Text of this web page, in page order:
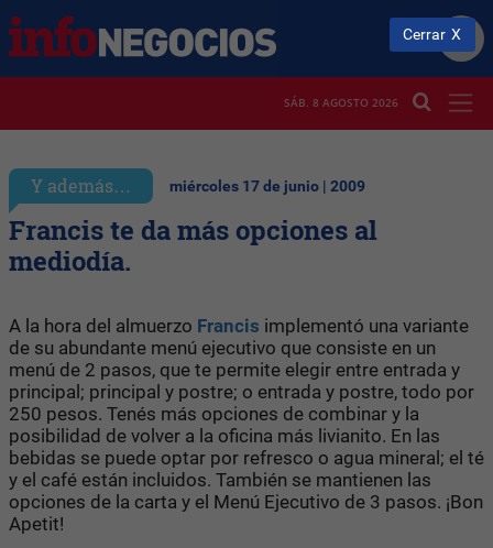
SÁB. 8 AGOSTO 2026
Y además… miércoles 17 de junio | 2009
Francis te da más opciones al
mediodía.
A la hora del almuerzo Francis implementó una variante
de su abundante menú ejecutivo que consiste en un
menú de 2 pasos, que te permite elegir entre entrada y
principal; principal y postre; o entrada y postre, todo por
250 pesos. Tenés más opciones de combinar y la
posibilidad de volver a la oficina más livianito. En las
bebidas se puede optar por refresco o agua mineral; el té
y el café están incluidos. También se mantienen las
opciones de la carta y el Menú Ejecutivo de 3 pasos. ¡Bon
Apetit!
Cerrar